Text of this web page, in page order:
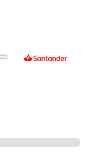
GBP 0.856512
GNF